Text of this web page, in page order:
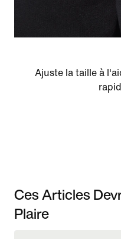
Ajuste la taille à
Ces Articles
Plaire